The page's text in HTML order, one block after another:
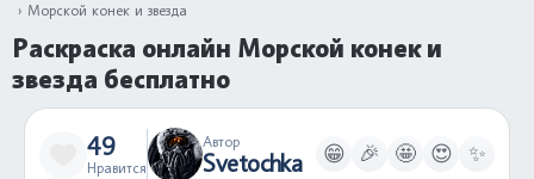
Морской конек и звезда
Раскраска онлайн Морской конек и
звезда бесплатно
49
Нравится
Автор
Svetochka 😁 🎉 🤩 😍 ✨